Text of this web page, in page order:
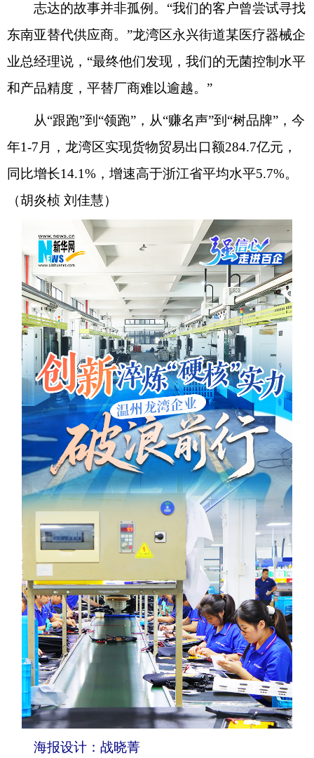
志达的故事并非孤例。“我们的客户曾尝试寻找
东南亚替代供应商。”龙湾区永兴街道某医疗器械企
业总经理说，“最终他们发现，我们的无菌控制水平
和产品精度，平替厂商难以逾越。”
从“跟跑”到“领跑”，从“赚名声”到“树品牌”，今
年1-7月，龙湾区实现货物贸易出口额284.7亿元，
同比增长14.1%，增速高于浙江省平均水平5.7%。
（胡炎桢 刘佳慧）
海报设计：战晓菁